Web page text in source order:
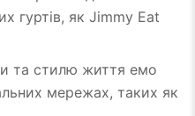
гуртів, як Jimmy Eat
та стилю життя емо
мережах, таких як